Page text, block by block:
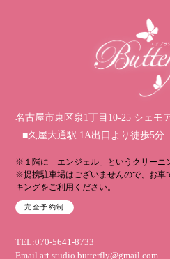
名古屋市東区泉1丁目10-25 シェ
■久屋大通駅 1A出口より徒歩5分
※１階に「エンジェル」というクリーニ
※提携駐車場はございませんので、お車
キングをご利用ください。
完全予約制
TEL:070-5641-8733
Emailart.studio.butterfly@gmail.com